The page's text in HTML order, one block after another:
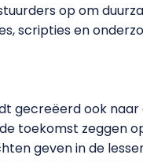
op om
scripties en
gecreëerd ook
toekomst zeggen
geven in de